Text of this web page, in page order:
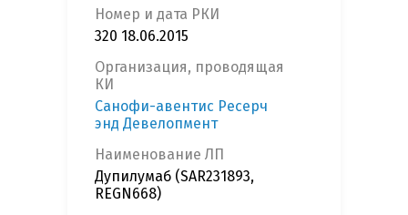
Номер и дата РКИ
320 18.06.2015
Организация, проводящая
КИ
Санофи-авентис Ресерч
энд Девелопмент
Наименование ЛП
Дупилумаб (SAR231893,
REGN668)